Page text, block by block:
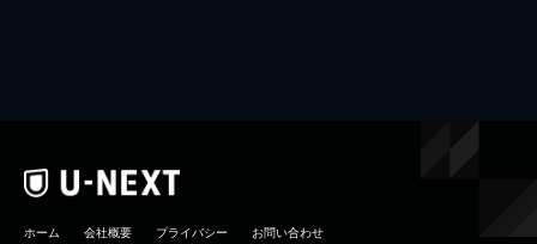
ホーム 会社概要 プライバシー お問い合わせ